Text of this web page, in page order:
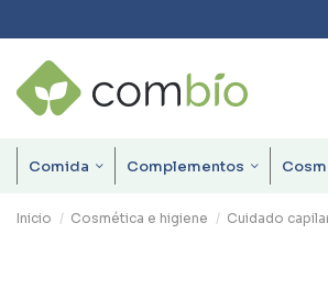
Comida Complementos
Inicio Cosmética e higiene Cuidado